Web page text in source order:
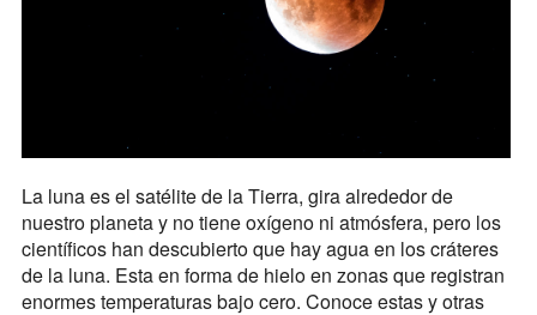
La luna es el satélite de la Tierra, gira alrededor de
nuestro planeta y no tiene oxígeno ni atmósfera, pero los
científicos han descubierto que hay agua en los cráteres
de la luna. Esta en forma de hielo en zonas que registran
enormes temperaturas bajo cero. Conoce estas y otras